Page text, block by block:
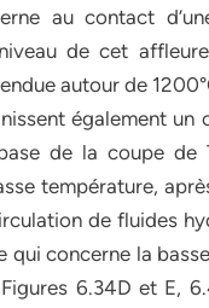
au contact
de cet
autour de
également
de la coupe de
température,
de fluides
qui concerne la
6.34D et E,